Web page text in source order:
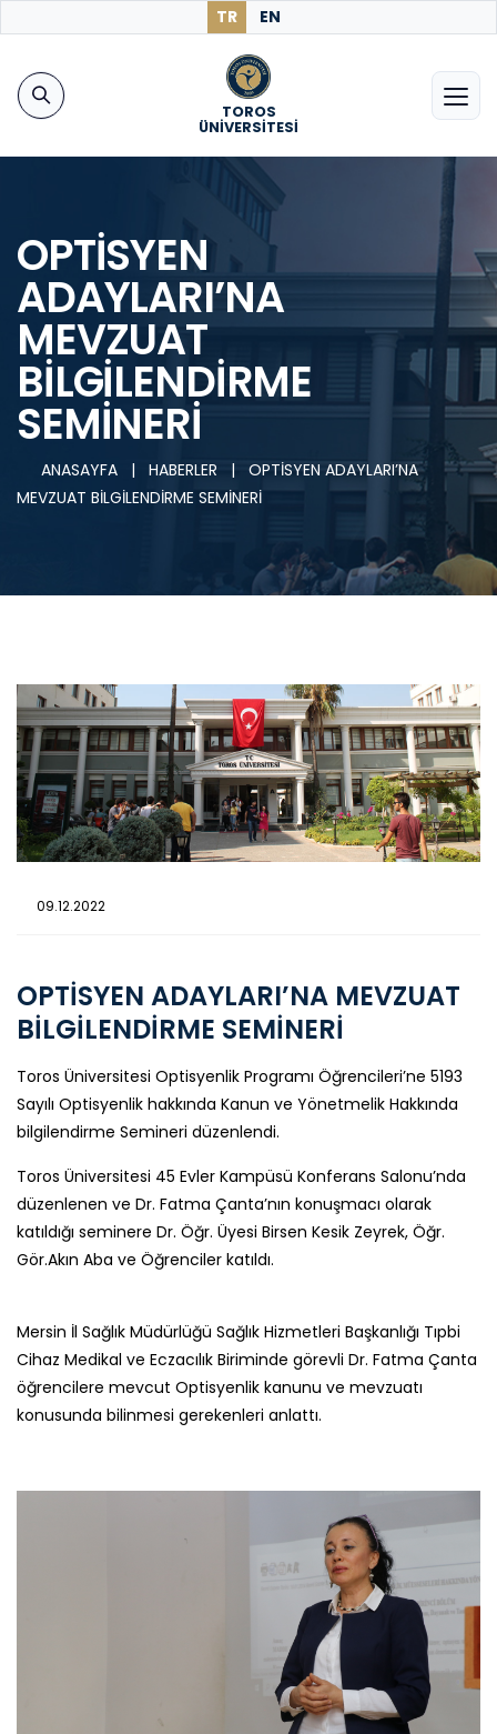
TR EN
TOROS
ÜNİVERSİTESİ
OPTİSYEN
ADAYLARI’NA
MEVZUAT
BİLGİLENDİRME
SEMİNERİ
ANASAYFA | HABERLER |
OPTİSYEN ADAYLARI’NA
MEVZUAT BİLGİLENDİRME SEMİNERİ
09.12.2022
OPTİSYEN ADAYLARI’NA MEVZUAT
BİLGİLENDİRME SEMİNERİ
Toros Üniversitesi Optisyenlik Programı Öğrencileri’ne 5193
Sayılı Optisyenlik hakkında Kanun ve Yönetmelik Hakkında
bilgilendirme Semineri düzenlendi.
Toros Üniversitesi 45 Evler Kampüsü Konferans Salonu’nda
düzenlenen ve Dr. Fatma Çanta’nın konuşmacı olarak
katıldığı seminere Dr. Öğr. Üyesi Birsen Kesik Zeyrek, Öğr.
Gör.Akın Aba ve Öğrenciler katıldı.
Mersin İl Sağlık Müdürlüğü Sağlık Hizmetleri Başkanlığı Tıpbi
Cihaz Medikal ve Eczacılık Biriminde görevli Dr. Fatma Çanta
öğrencilere mevcut Optisyenlik kanunu ve mevzuatı
konusunda bilinmesi gerekenleri anlattı.